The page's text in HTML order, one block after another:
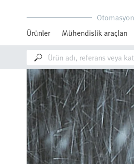
Otomasyon
Ürünler
Mühendislik araçları